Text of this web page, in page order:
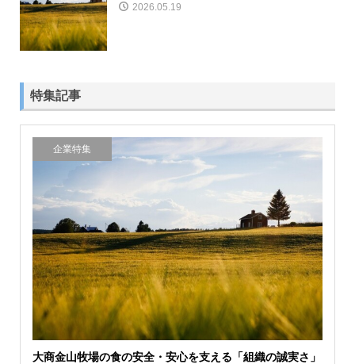
2026.05.19
特集記事
企業特集
大商金山牧場の食の安全・安心を支える「組織の誠実さ」